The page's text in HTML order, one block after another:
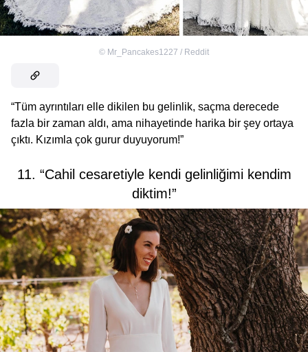
© Mr_Pancakes1227 / Reddit
“Tüm ayrıntıları elle dikilen bu gelinlik, saçma derecede
fazla bir zaman aldı, ama nihayetinde harika bir şey ortaya
çıktı. Kızımla çok gurur duyuyorum!”
11. “Cahil cesaretiyle kendi gelinliğimi kendim
diktim!”